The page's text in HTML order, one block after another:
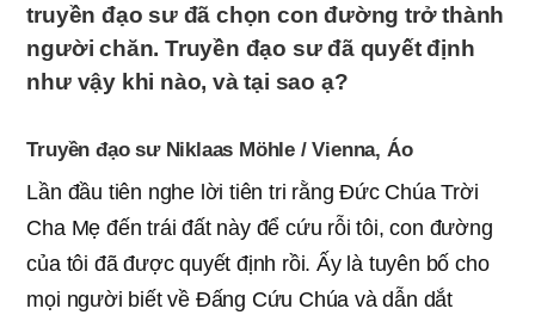
truyền đạo sư đã chọn con đường trở thành
người chăn. Truyền đạo sư đã quyết định
như vậy khi nào, và tại sao ạ?
Truyền đạo sư Niklaas Möhle / Vienna, Áo
Lần đầu tiên nghe lời tiên tri rằng Đức Chúa Trời
Cha Mẹ đến trái đất này để cứu rỗi tôi, con đường
của tôi đã được quyết định rồi. Ấy là tuyên bố cho
mọi người biết về Đấng Cứu Chúa và dẫn dắt